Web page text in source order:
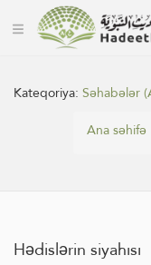
Kateqoriya:Səhabələr
Ana səhifə
Hədislərin siyahısı